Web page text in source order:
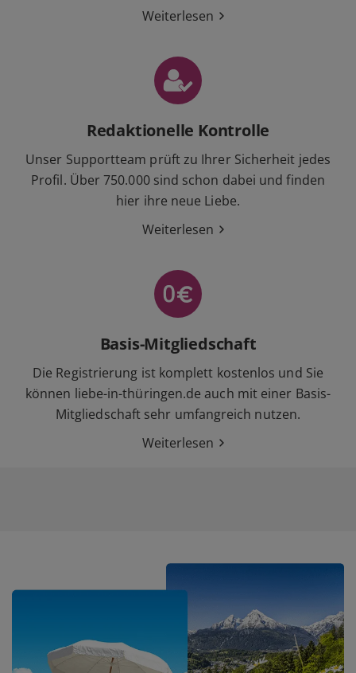
Weiterlesen
Redaktionelle Kontrolle
Unser Supportteam prüft zu Ihrer Sicherheit jedes
Profil. Über 750.000 sind schon dabei und finden
hier ihre neue Liebe.
Weiterlesen
Basis-Mitgliedschaft
Die Registrierung ist komplett kostenlos und Sie
können liebe-in-thüringen.de auch mit einer Basis-
Mitgliedschaft sehr umfangreich nutzen.
Weiterlesen